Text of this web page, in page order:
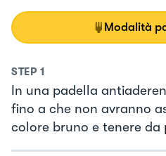
Modalità
STEP 1
In una padella
fino a che non avranno
colore bruno e tenere da